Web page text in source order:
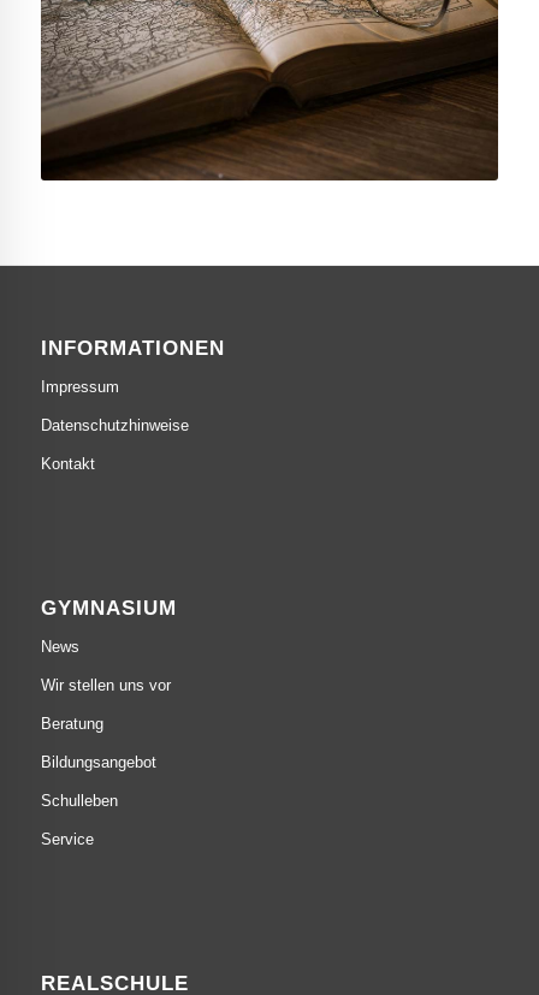
INFORMATIONEN
Impressum
Datenschutzhinweise
Kontakt
GYMNASIUM
News
Wir stellen uns vor
Beratung
Bildungsangebot
Schulleben
Service
REALSCHULE